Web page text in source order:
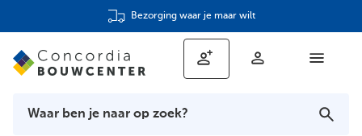
Bezorging waar je maar wilt